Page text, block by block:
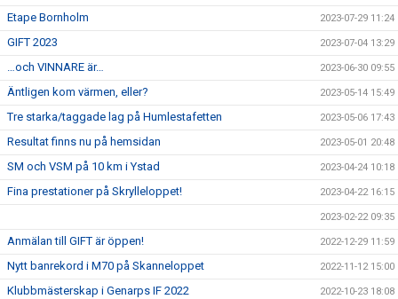
Etape Bornholm 2023-07-29 11:24
GIFT 2023 2023-07-04 13:29
…och VINNARE är… 2023-06-30 09:55
Äntligen kom värmen, eller? 2023-05-14 15:49
Tre starka/taggade lag på Humlestafetten 2023-05-06 17:43
Resultat finns nu på hemsidan 2023-05-01 20:48
SM och VSM på 10 km i Ystad 2023-04-24 10:18
Fina prestationer på Skrylleloppet! 2023-04-22 16:15
2023-02-22 09:35
Anmälan till GIFT är öppen! 2022-12-29 11:59
Nytt banrekord i M70 på Skanneloppet 2022-11-12 15:00
Klubbmästerskap i Genarps IF 2022 2022-10-23 18:08